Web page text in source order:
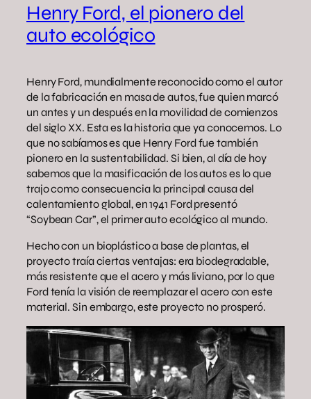
Henry Ford, el pionero del
auto ecológico
Henry Ford, mundialmente reconocido como el autor
de la fabricación en masa de autos, fue quien marcó
un antes y un después en la movilidad de comienzos
del siglo XX. Esta es la historia que ya conocemos. Lo
que no sabíamos es que Henry Ford fue también
pionero en la sustentabilidad. Si bien, al día de hoy
sabemos que la masificación de los autos es lo que
trajo como consecuencia la principal causa del
calentamiento global, en 1941 Ford presentó
“Soybean Car”, el primer auto ecológico al mundo.
Hecho con un bioplástico a base de plantas, el
proyecto traía ciertas ventajas: era biodegradable,
más resistente que el acero y más liviano, por lo que
Ford tenía la visión de reemplazar el acero con este
material. Sin embargo, este proyecto no prosperó.